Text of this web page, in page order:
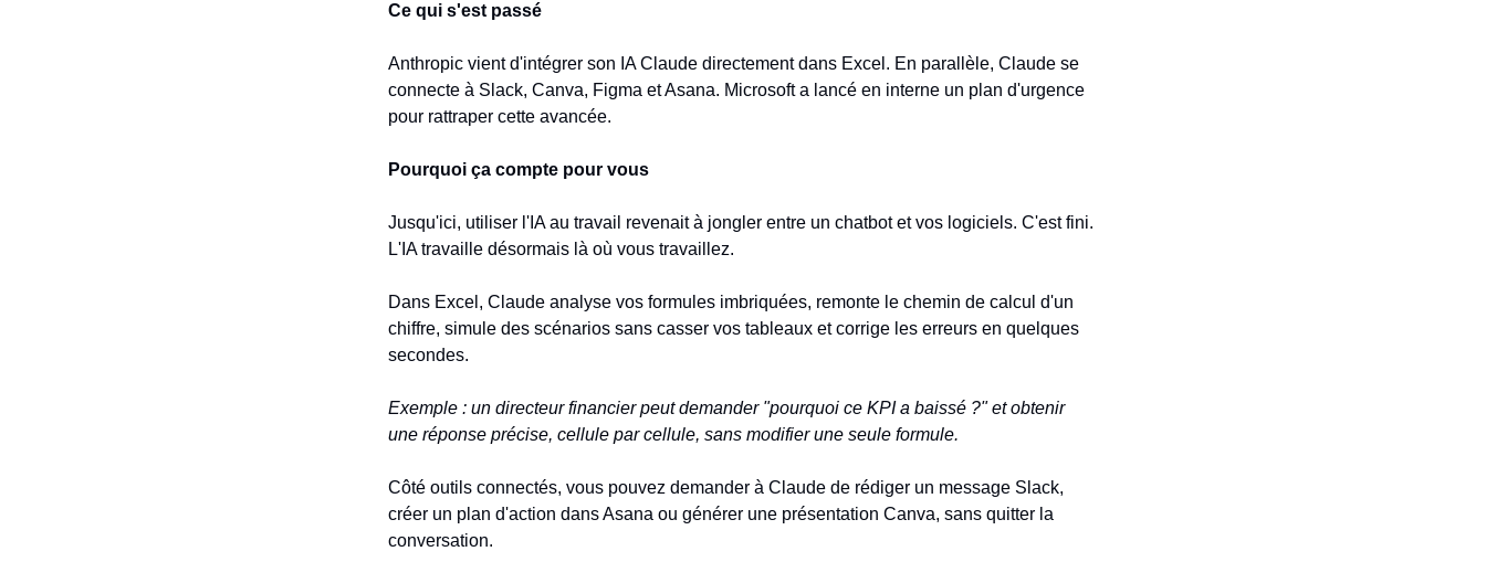
Ce qui s'est passé
Anthropic vient d'intégrer son IA Claude directement dans Excel. En parallèle, Claude se
connecte à Slack, Canva, Figma et Asana. Microsoft a lancé en interne un plan d'urgence
pour rattraper cette avancée.
Pourquoi ça compte pour vous
Jusqu'ici, utiliser l'IA au travail revenait à jongler entre un chatbot et vos logiciels. C'est fini.
L'IA travaille désormais là où vous travaillez.
Dans Excel, Claude analyse vos formules imbriquées, remonte le chemin de calcul d'un
chiffre, simule des scénarios sans casser vos tableaux et corrige les erreurs en quelques
secondes.
Exemple : un directeur financier peut demander "pourquoi ce KPI a baissé ?" et obtenir
une réponse précise, cellule par cellule, sans modifier une seule formule.
Côté outils connectés, vous pouvez demander à Claude de rédiger un message Slack,
créer un plan d'action dans Asana ou générer une présentation Canva, sans quitter la
conversation.